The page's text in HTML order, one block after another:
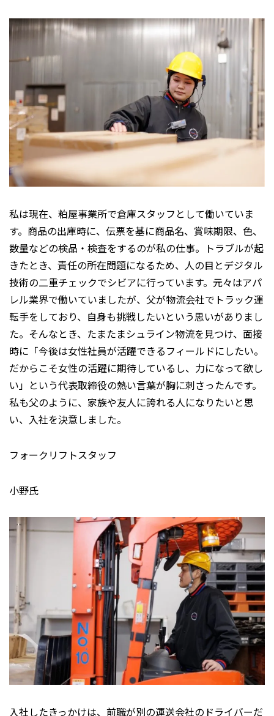
私は現在、粕屋事業所で倉庫スタッフとして働いていま
す。商品の出庫時に、伝票を基に商品名、賞味期限、色、
数量などの検品・検査をするのが私の仕事。トラブルが起
きたとき、責任の所在問題になるため、人の目とデジタル
技術の二重チェックでシビアに行っています。元々はアパ
レル業界で働いていましたが、父が物流会社でトラック運
転手をしており、自身も挑戦したいという思いがありまし
た。そんなとき、たまたまシュライン物流を見つけ、面接
時に「今後は女性社員が活躍できるフィールドにしたい。
だからこそ女性の活躍に期待しているし、力になって欲し
い」という代表取締役の熱い言葉が胸に刺さったんです。
私も父のように、家族や友人に誇れる人になりたいと思
い、入社を決意しました。
フォークリフトスタッフ
小野氏
入社したきっかけは、前職が別の運送会社のドライバーだ